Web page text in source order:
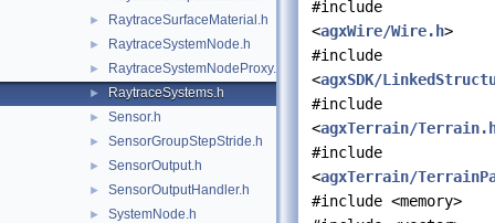
► RaytraceSurfaceMaterial.h
► RaytraceSystemNode.h
► RaytraceSystemNodeProxy.h
► RaytraceSystems.h
► Sensor.h
► SensorGroupStepStride.h
► SensorOutput.h
► SensorOutputHandler.h
► SystemNode.h
#include
<agxWire/Wire.h>
#include
<agxSDK/
#include
<agxTerrain/
#include
<agxTerrain/
#include <memory>